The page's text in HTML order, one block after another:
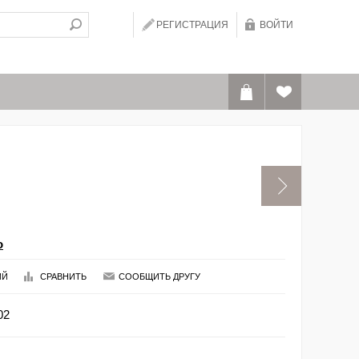
РЕГИСТРАЦИЯ ВОЙТИ
СРАВНИТЬ СООБЩИТЬ ДРУГУ